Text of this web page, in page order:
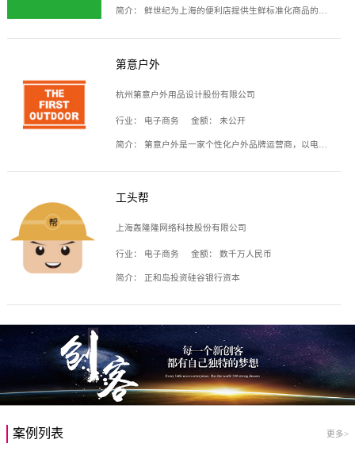
简介： 鲜世纪为上海的便利店提供生鲜标准化商品的供应链服务，帮商家解决生鲜采购、运营问题，帮助商家销售。平台提供的商品覆盖果蔬肉类、常温与低温奶制品、冷冻食品、零食饮料、粮油副食、居家洗护等多个品类，上架SKU3000余个。公司建立了近万平方米的仓储场地和物流配送体系，为合作商家提供快速配送服务。
第意户外
杭州第意户外用品设计股份有限公司
行业： 电子商务 金额： 未公开
简介： 第意户外是一家个性化户外品牌运营商，以电子商务为主要载体，主要从事户外产品的设计、生产、销售业务，产品包含冲锋衣、户外鞋、户外背包等。
工头帮
上海轰隆隆网络科技股份有限公司
行业： 电子商务 金额： 数千万人民币
简介： 正和岛投资硅谷银行资本
案例列表 更多>